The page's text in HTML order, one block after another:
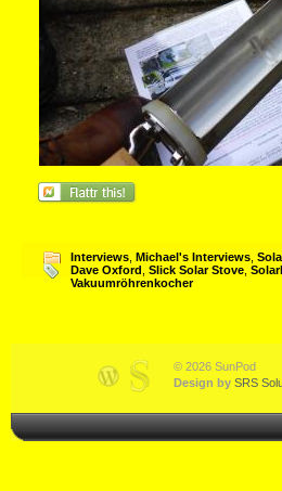
Interviews Michael's Interviews
Dave Oxford Slick Solar Stove
Vakuumröhrenkocher
© 2026 SunPod
Design by SRS